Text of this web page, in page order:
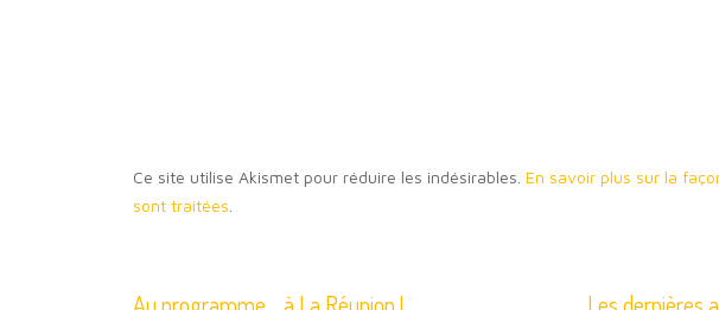
Ce site utilise Akismet pour réduire les indésirables. En savoir plus sur la
sont traitées
Au programme… à La Réunion ! Les dernières